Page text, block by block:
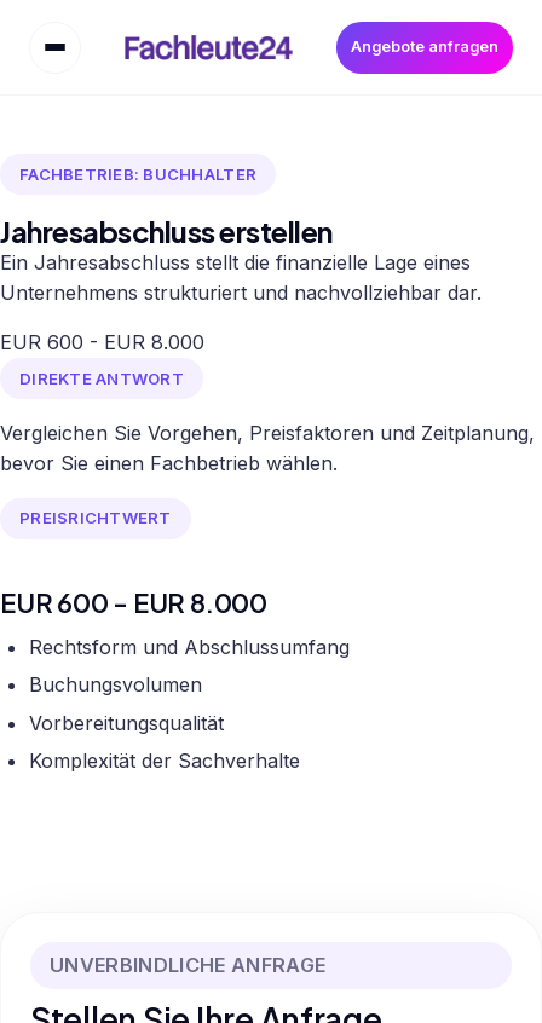
Angebote anfragen
FACHBETRIEB: BUCHHALTER
Jahresabschluss erstellen
Ein Jahresabschluss stellt die finanzielle Lage eines
Unternehmens strukturiert und nachvollziehbar dar.
EUR 600 - EUR 8.000
DIREKTE ANTWORT
Vergleichen Sie Vorgehen, Preisfaktoren und Zeitplanung,
bevor Sie einen Fachbetrieb wählen.
PREISRICHTWERT
EUR 600 - EUR 8.000
Rechtsform und Abschlussumfang
Buchungsvolumen
Vorbereitungsqualität
Komplexität der Sachverhalte
UNVERBINDLICHE ANFRAGE